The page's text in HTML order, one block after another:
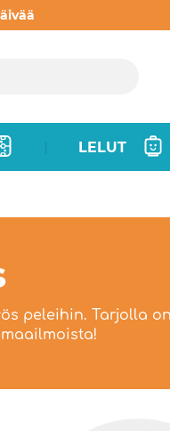
LELUT
peleihin. Tarjolla